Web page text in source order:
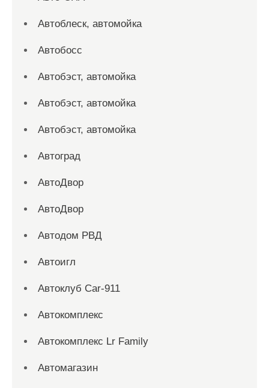
Автоблеск, автомойка
Автобосс
Автобэст, автомойка
Автобэст, автомойка
Автобэст, автомойка
Автоград
АвтоДвор
АвтоДвор
Автодом РВД
Автоигл
Автоклуб Car-911
Автокомплекс
Автокомплекс Lr Family
Автомагазин